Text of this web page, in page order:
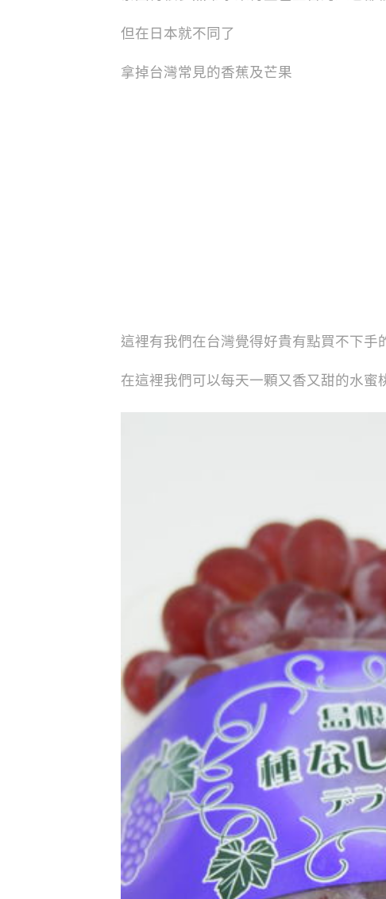
但在日本就不同了
拿掉台灣常見的香蕉及芒果
這裡有我們在台灣覺得好貴有點買不下手
在這裡我們可以每天一顆又香又甜的水蜜